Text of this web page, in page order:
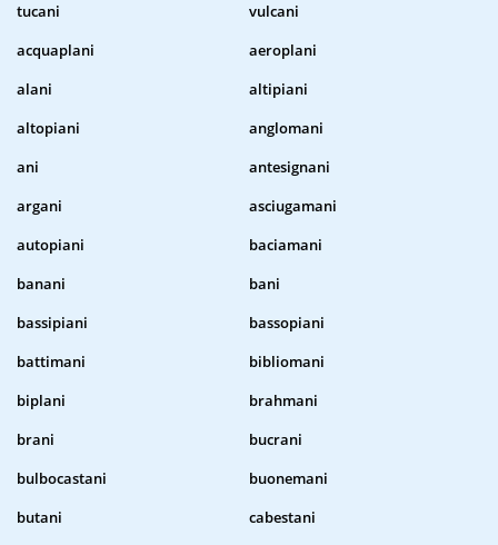
tucani
vulcani
acquaplani
aeroplani
alani
altipiani
altopiani
anglomani
ani
antesignani
argani
asciugamani
autopiani
baciamani
banani
bani
bassipiani
bassopiani
battimani
bibliomani
biplani
brahmani
brani
bucrani
bulbocastani
buonemani
butani
cabestani